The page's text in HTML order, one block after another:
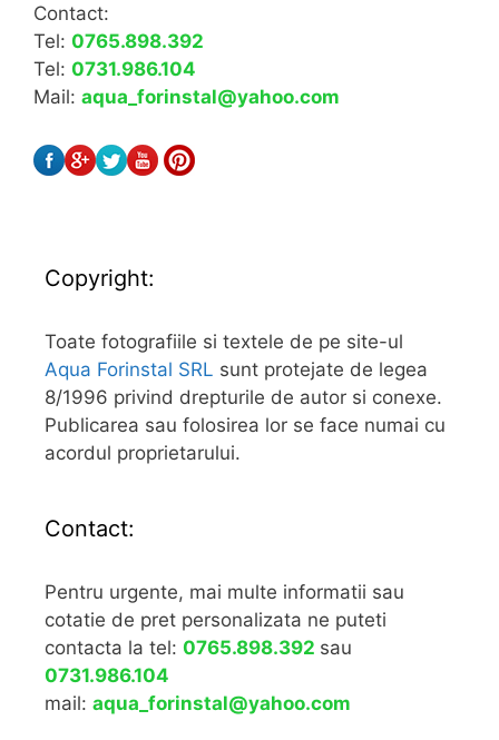
Contact:
Tel: 0765.898.392
Tel: 0731.986.104
Mail: aqua_forinstal@yahoo.com
Copyright:
Toate fotografiile si textele de pe site-ul
Aqua Forinstal SRL sunt protejate de legea
8/1996 privind drepturile de autor si conexe.
Publicarea sau folosirea lor se face numai cu
acordul proprietarului.
Contact:
Pentru urgente, mai multe informatii sau
cotatie de pret personalizata ne puteti
contacta la tel: 0765.898.392 sau
0731.986.104
mail: aqua_forinstal@yahoo.com